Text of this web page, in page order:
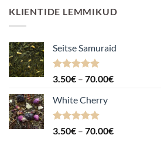
KLIENTIDE LEMMIKUD
Seitse Samuraid
Hinnanguga
3.50€ – 70.00€
White Cherry
Hinnanguga
3.50€ – 70.00€